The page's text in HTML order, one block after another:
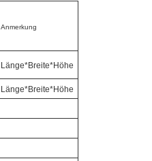
Anmerkung
Länge*Breite*Höhe
Länge*Breite*Höhe